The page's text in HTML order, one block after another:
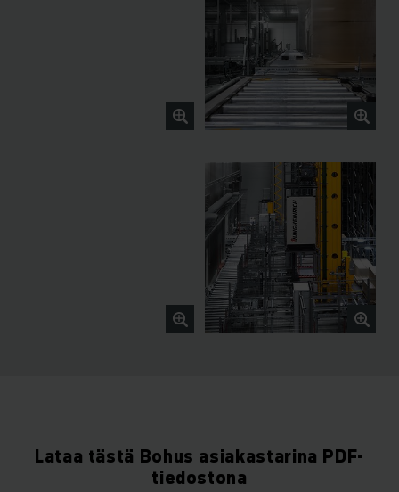
Lataa tästä Bohus asiakastarina PDF-
tiedostona